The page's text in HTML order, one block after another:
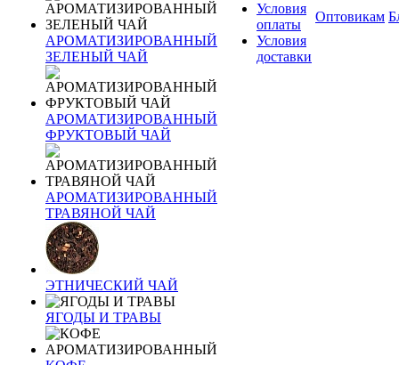
АРОМАТИЗИРОВАННЫЙ
ЗЕЛЕНЫЙ ЧАЙ
АРОМАТИЗИРОВАННЫЙ
ФРУКТОВЫЙ ЧАЙ
АРОМАТИЗИРОВАННЫЙ
ТРАВЯНОЙ ЧАЙ
ЭТНИЧЕСКИЙ ЧАЙ
ЯГОДЫ И ТРАВЫ
Условия
оплаты
Условия
доставки
Оптовикам